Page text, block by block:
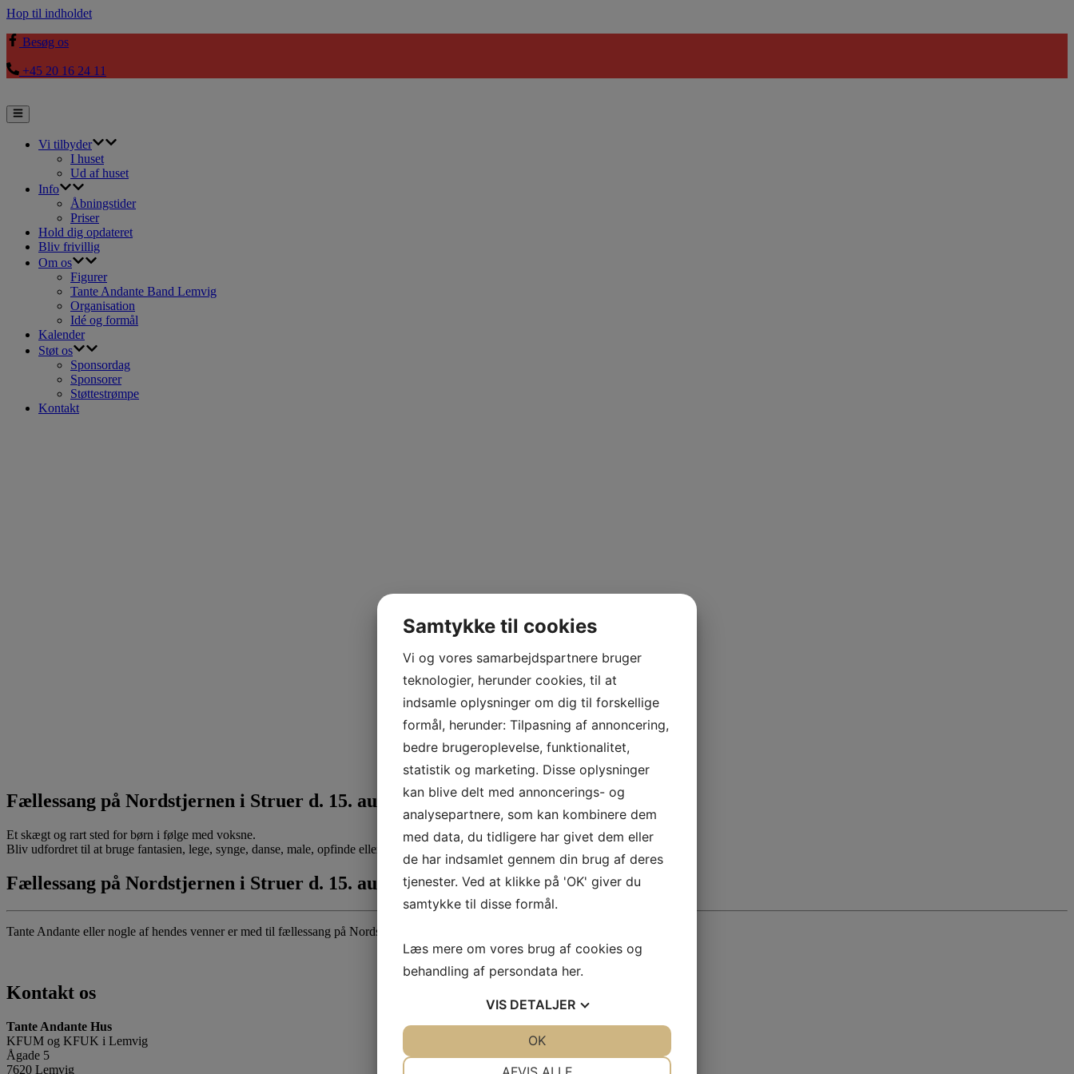
Hop til indholdet
Besøg os
+45 20 16 24 11
Vi tilbyder
I huset
Ud af huset
Info
Åbningstider
Priser
Hold dig opdateret
Bliv frivillig
Om os
Figurer
Tante Andante Band Lemvig
Organisation
Idé og formål
Kalender
Støt os
Sponsordag
Sponsorer
Støttestrømpe
Kontakt
Fællessang på Nordstjernen i Struer d. 15. august
Et skægt og rart sted for børn i følge med voksne.
Bliv udfordret til at bruge fantasien, lege, synge, danse, male, opfinde eller fortælle historier.
Fællessang på Nordstjernen i Struer d. 15. august
Tante Andante eller nogle af hendes venner er med til fællessang på Nordstjernen i Struer.
Kontakt os
Tante Andante Hus
KFUM og KFUK i Lemvig
Ågade 5
7620 Lemvig
Samtykke til cookies
Vi og vores samarbejdspartnere bruger
teknologier, herunder cookies, til at
indsamle oplysninger om dig til forskellige
formål, herunder: Tilpasning af annoncering,
bedre brugeroplevelse, funktionalitet,
statistik og marketing. Disse oplysninger
kan blive delt med annoncerings- og
analysepartnere, som kan kombinere dem
med data, du tidligere har givet dem eller
de har indsamlet gennem din brug af deres
tjenester. Ved at klikke på 'OK' giver du
samtykke til disse formål.
Læs mere om vores brug af cookies og
behandling af persondata her.
VIS DETALJER
OK